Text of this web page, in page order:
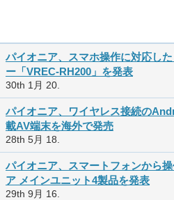
パイオニア、スマホ操作に対応し
ー「VREC-RH200」を発表
30th 1月 20.
パイオニア、ワイヤレス接続の
載AV端末を海外で発売
28th 5月 18.
パイオニア、スマートフォンから
ア メインユニット4製品を発表
29th 9月 16.